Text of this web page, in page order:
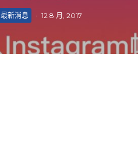
最新消息 · 12 8 月, 2017